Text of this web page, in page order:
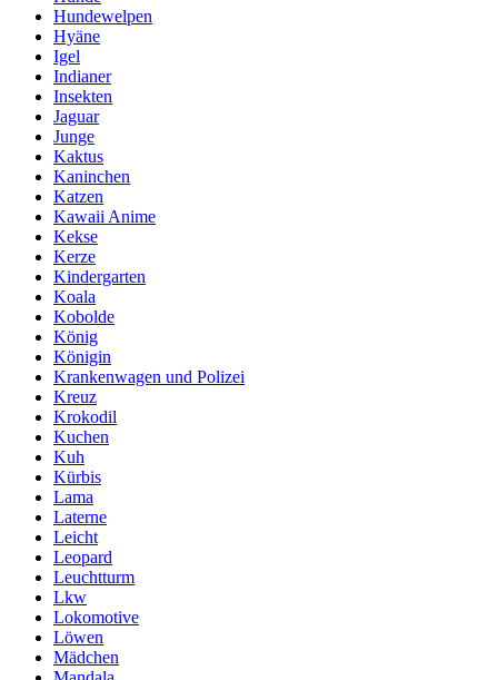
Hundewelpen
Hyäne
Igel
Indianer
Insekten
Jaguar
Junge
Kaktus
Kaninchen
Katzen
Kawaii Anime
Kekse
Kerze
Kindergarten
Koala
Kobolde
König
Königin
Krankenwagen und Polizei
Kreuz
Krokodil
Kuchen
Kuh
Kürbis
Lama
Laterne
Leicht
Leopard
Leuchtturm
Lkw
Lokomotive
Löwen
Mädchen